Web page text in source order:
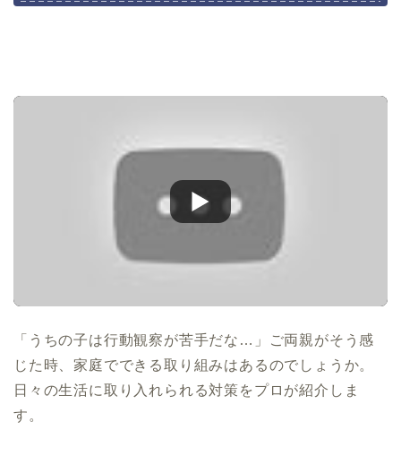
「うちの子は行動観察が苦手だな…」ご両親がそう感
じた時、家庭でできる取り組みはあるのでしょうか。
日々の生活に取り入れられる対策をプロが紹介しま
す。